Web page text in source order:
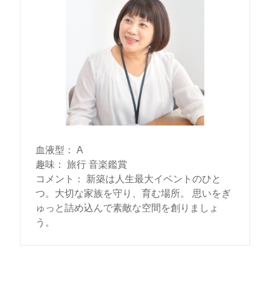
血液型 ：
A
趣味 ：
旅行 音楽鑑賞
コメント
：
新築は人生最大イベントのひと
つ。大切な家族を守り、育む場所。 思いをぎ
ゅっと詰め込んで素敵な空間を創りましょ
う。